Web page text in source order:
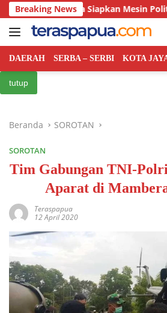
Langsung
ke
konten
Breaking News
Papua Siapkan Mesin Politik hingga
DAERAH SERBA – SERBI KOTA
tutup
Beranda SOROTAN
SOROTAN
Tim Gabungan TNI-
Aparat di
Teraspapua
12 April 2020